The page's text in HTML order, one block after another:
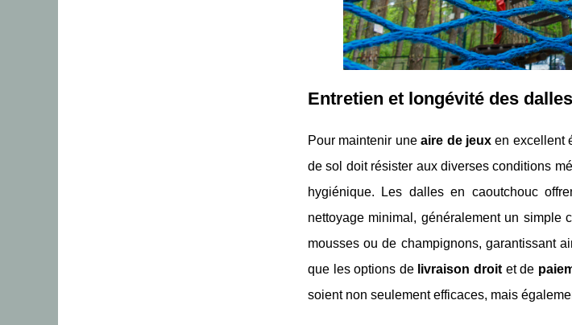
Entretien et longévité des
Pour maintenir uneaire de jeuxen excellent
de sol doit résister aux diverses conditions
hygiénique. Les dalles en caoutchouc
nettoyage minimal, généralement un
mousses ou de champignons, garantissant
que les options de livraison droit et de
soient non seulement efficaces, mais